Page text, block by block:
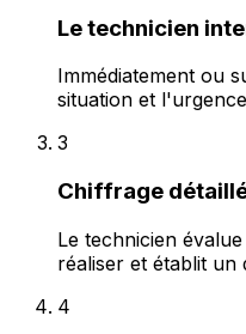
Le technicien
Immédiatement ou
situation et
3
Chiffrage
Le technicien
réaliser et établit un
4